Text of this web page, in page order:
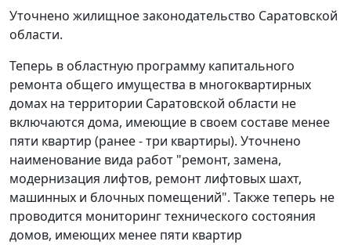
Уточнено жилищное законодательство Саратовской
области.
Теперь в областную программу капитального
ремонта общего имущества в многоквартирных
домах на территории Саратовской области не
включаются дома, имеющие в своем составе менее
пяти квартир (ранее - три квартиры). Уточнено
наименование вида работ "ремонт, замена,
модернизация лифтов, ремонт лифтовых шахт,
машинных и блочных помещений". Также теперь не
проводится мониторинг технического состояния
домов, имеющих менее пяти квартир